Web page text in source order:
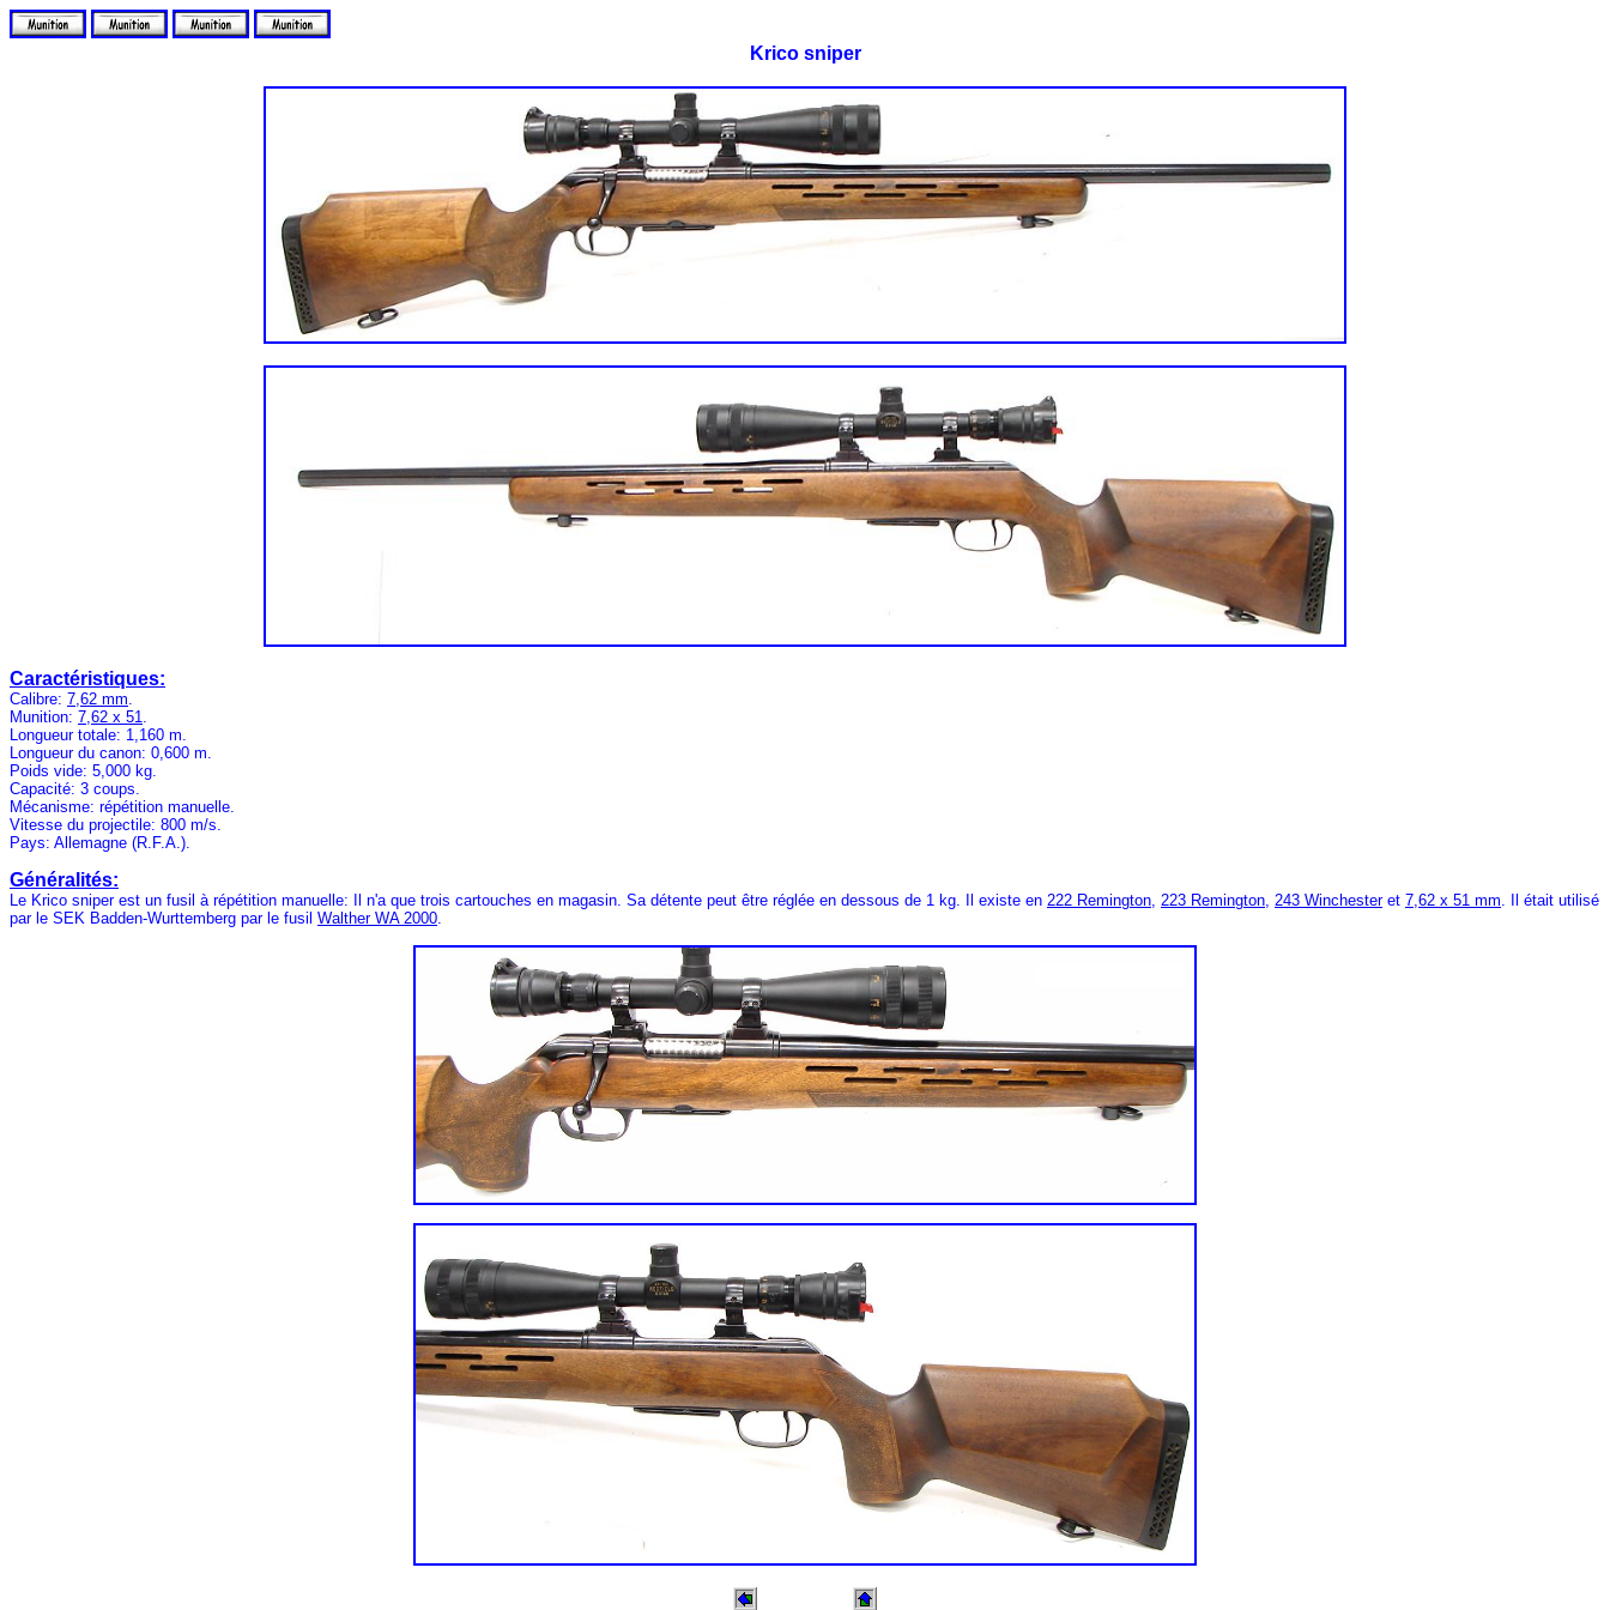
Krico sniper
Caractéristiques:
Calibre: 7,62 mm.
Munition: 7,62 x 51.
Longueur totale: 1,160 m.
Longueur du canon: 0,600 m.
Poids vide: 5,000 kg.
Capacité: 3 coups.
Mécanisme: répétition manuelle.
Vitesse du projectile: 800 m/s.
Pays: Allemagne (R.F.A.).
Généralités:
Le Krico sniper est un fusil à répétition manuelle: Il n'a que trois cartouches en magasin. Sa détente peut être réglée en dessous de 1 kg. Il existe en 222 Remington, 223 Remington, 243 Winchesteret 7,62 x 51 mm. Il était utilisé
par le SEK Badden-Wurttemberg par le fusil Walther WA 2000.